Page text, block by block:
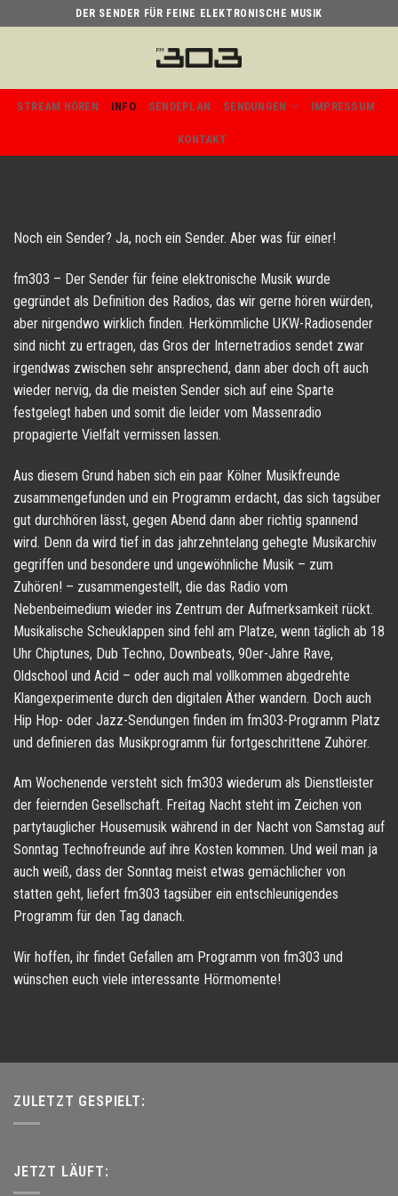
to
DER SENDER FÜR FEINE ELEKTRONISCHE MUSIK
STREAM HÖREN INFO SENDEPLAN SENDUNGEN IMPRESSUM
KONTAKT
Noch ein Sender? Ja, noch ein Sender. Aber was für einer!
fm303 – Der Sender für feine elektronische Musik wurde
gegründet als Definition des Radios, das wir gerne hören würden,
aber nirgendwo wirklich finden. Herkömmliche UKW-Radiosender
sind nicht zu ertragen, das Gros der Internetradios sendet zwar
irgendwas zwischen sehr ansprechend, dann aber doch oft auch
wieder nervig, da die meisten Sender sich auf eine Sparte
festgelegt haben und somit die leider vom Massenradio
propagierte Vielfalt vermissen lassen.
Aus diesem Grund haben sich ein paar Kölner Musikfreunde
zusammengefunden und ein Programm erdacht, das sich tagsüber
gut durchhören lässt, gegen Abend dann aber richtig spannend
wird. Denn da wird tief in das jahrzehntelang gehegte Musikarchiv
gegriffen und besondere und ungewöhnliche Musik – zum
Zuhören! – zusammengestellt, die das Radio vom
Nebenbeimedium wieder ins Zentrum der Aufmerksamkeit rückt.
Musikalische Scheuklappen sind fehl am Platze, wenn täglich ab 18
Uhr Chiptunes, Dub Techno, Downbeats, 90er-Jahre Rave,
Oldschool und Acid – oder auch mal vollkommen abgedrehte
Klangexperimente durch den digitalen Äther wandern. Doch auch
Hip Hop- oder Jazz-Sendungen finden im fm303-Programm Platz
und definieren das Musikprogramm für fortgeschrittene Zuhörer.
Am Wochenende versteht sich fm303 wiederum als Dienstleister
der feiernden Gesellschaft. Freitag Nacht steht im Zeichen von
partytauglicher Housemusik während in der Nacht von Samstag auf
Sonntag Technofreunde auf ihre Kosten kommen. Und weil man ja
auch weiß, dass der Sonntag meist etwas gemächlicher von
statten geht, liefert fm303 tagsüber ein entschleunigendes
Programm für den Tag danach.
Wir hoffen, ihr findet Gefallen am Programm von fm303 und
wünschen euch viele interessante Hörmomente!
ZULETZT GESPIELT:
JETZT LÄUFT: